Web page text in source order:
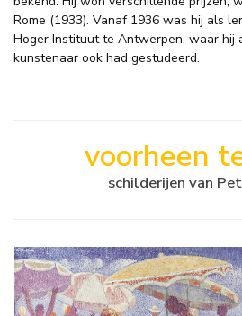
Rome (1933). Vanaf 1936 was hij als
Hoger Instituut te Antwerpen, waar hij
kunstenaar ook had gestudeerd.
voorheen
schilderijen van